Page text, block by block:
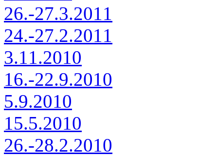
26.-27.3.2011
24.-27.2.2011
3.11.2010
16.-22.9.2010
5.9.2010
15.5.2010
26.-28.2.2010